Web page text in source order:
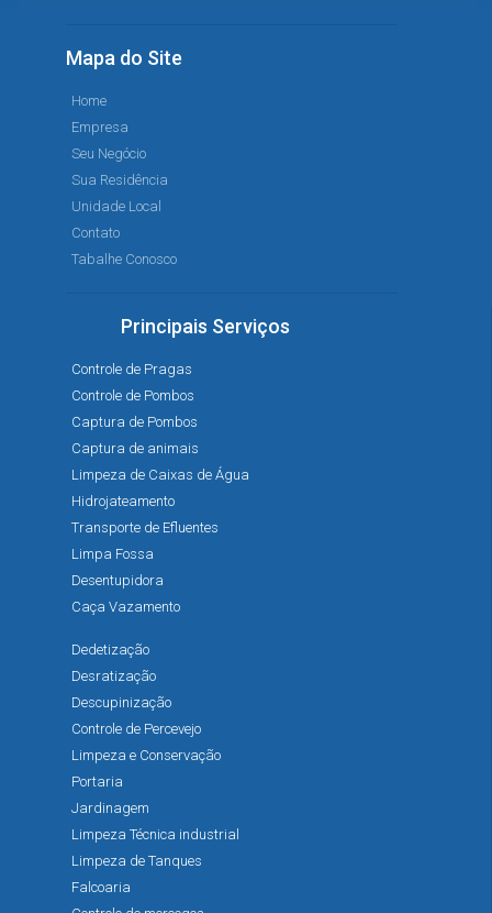
Mapa do Site
Home
Empresa
Seu Negócio
Sua Residência
Unidade Local
Contato
Tabalhe Conosco
Principais Serviços
Controle de Pragas
Controle de Pombos
Captura de Pombos
Captura de animais
Limpeza de Caixas de Água
Hidrojateamento
Transporte de Efluentes
Limpa Fossa
Desentupidora
Caça Vazamento
Dedetização
Desratização
Descupinização
Controle de Percevejo
Limpeza e Conservação
Portaria
Jardinagem
Limpeza Técnica industrial
Limpeza de Tanques
Falcoaria